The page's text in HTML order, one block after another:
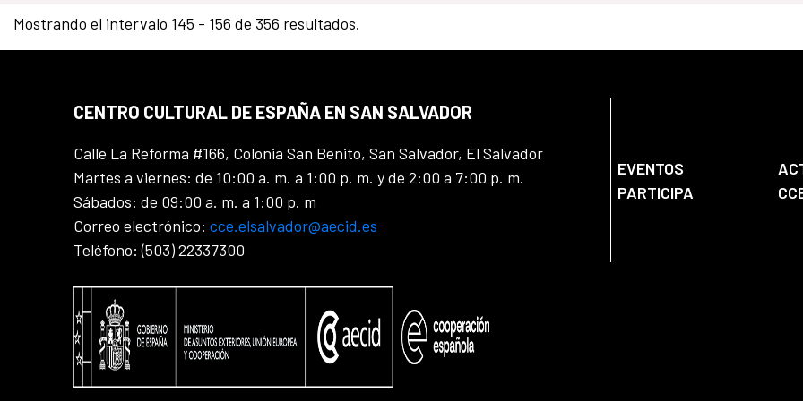
Mostrando el intervalo 145 - 156 de 356 resultados.
CENTRO CULTURAL DE ESPAÑA EN SAN SALVADOR
Calle La Reforma #166, Colonia San Benito, San Salvador, El Salvador
Martes a viernes: de 10:00 a. m. a 1:00 p. m. y de 2:00 a 7:00 p. m.
Sábados: de 09:00 a. m. a 1:00 p. m
Correo electrónico: cce.elsalvador@aecid.es
Teléfono: (503) 22337300
EVENTOS
PARTICIPA